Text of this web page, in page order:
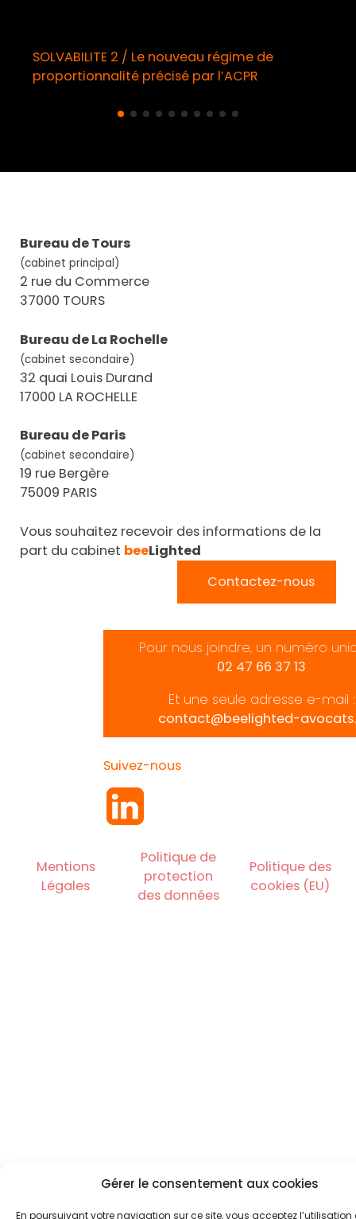
Gérer le consentement aux cookies
En poursuivant votre navigation sur ce site, vous acceptez l’utilisation
SOLVABILITE 2 / Le nouveau régime de
proportionnalité précisé par l’ACPR
Bureau de Tours
(cabinet principal)
2 rue du Commerce
37000 TOURS
Bureau de La Rochelle
(cabinet secondaire)
32 quai Louis Durand
17000 LA ROCHELLE
Bureau de Paris
(cabinet secondaire)
19 rue Bergère
75009 PARIS
Vous souhaitez recevoir des informations de la
part du cabinet beeLighted
Contactez-nous
Pour nous joindre, un numéro
02 47 66 37 13
Et une seule adresse e-mail :
contact@beelighted-
Suivez-nous
Mentions
Légales
Politique de
protection
des données
Politique des
cookies (EU)